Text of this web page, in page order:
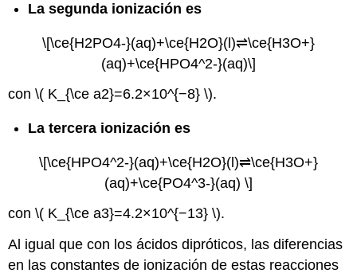
La segunda ionización es
\[\ce{H2PO4-}(aq)+\ce{H2O}(l)⇌\ce{H3O+}
(aq)+\ce{HPO4^2-}(aq)\]
con \( K_{\ce a2}=6.2×10^{−8} \).
La tercera ionización es
\[\ce{HPO4^2-}(aq)+\ce{H2O}(l)⇌\ce{H3O+}
(aq)+\ce{PO4^3-}(aq) \]
con \( K_{\ce a3}=4.2×10^{−13} \).
Al igual que con los ácidos dipróticos, las diferencias
en las constantes de ionización de estas reacciones